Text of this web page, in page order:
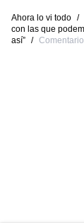
Ahora lo vi todo /
con las que
así” /